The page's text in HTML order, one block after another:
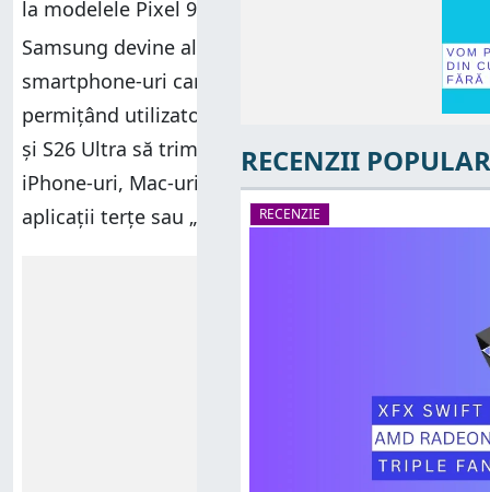
la modelele Pixel 9, în februarie 2026.
Samsung devine al doilea producător major de
smartphone-uri care oferă această funcție,
permițând utilizatorilor de Galaxy S26, S26 Plus
și S26 Ultra să trimită imagini și fișiere către
iPhone-uri, Mac-uri sau iPad-uri fără a folosi
aplicații terțe sau „trucuri” complicate.
RECENZII
RECENZIE